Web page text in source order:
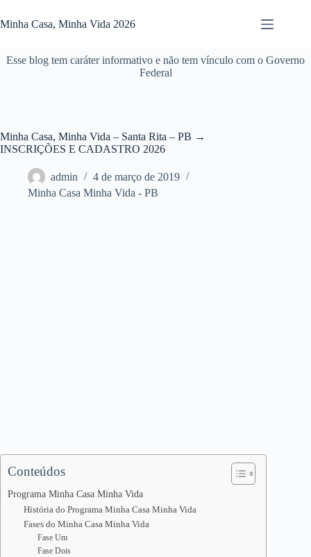
para
o
Minha Casa, Minha Vida 2026
Esse blog tem caráter informativo e não tem vínculo com o Governo
Federal
Minha Casa, Minha Vida – Santa Rita – PB →
INSCRIÇÕES E CADASTRO 2026
admin
4 de março de 2019
Minha Casa Minha Vida - PB
Conteúdos
Programa Minha Casa Minha Vida
História do Programa Minha Casa Minha Vida
Fases do Minha Casa Minha Vida
Fase Um
Fase Dois